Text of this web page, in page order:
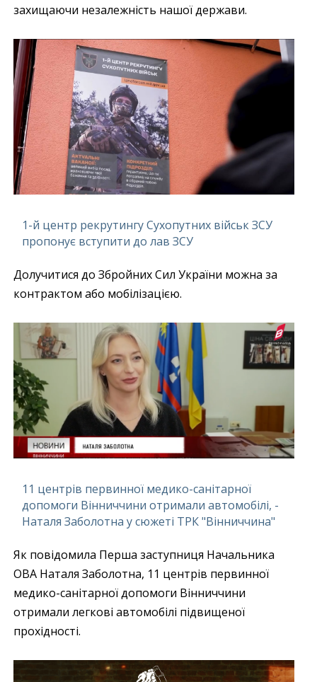
захищаючи незалежність нашої держави.
1-й центр рекрутингу Сухопутних військ ЗСУ
пропонує вступити до лав ЗСУ
Долучитися до Збройних Сил України можна за
контрактом або мобілізацією.
11 центрів первинної медико-санітарної
допомоги Вінниччини отримали автомобілі, -
Наталя Заболотна у сюжеті ТРК "Вінниччина"
Як повідомила Перша заступниця Начальника
ОВА Наталя Заболотна, 11 центрів первинної
медико-санітарної допомоги Вінниччини
отримали легкові автомобілі підвищеної
прохідності.